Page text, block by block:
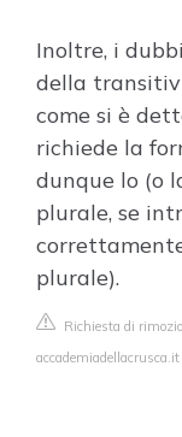
Inoltre, i
della
come si è
richiede la
dunque lo (o
plurale, se
plurale).
Richiesta di
accademiadellacrusca.it